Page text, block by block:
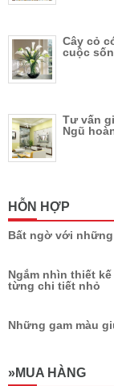
Cây cỏ
cuộc
Tư vấn
Ngũ
HỖN HỢP
Bất ngờ với
Ngắm nhìn thiết
từng chi tiết nhỏ
Những gam màu
»MUA HÀNG